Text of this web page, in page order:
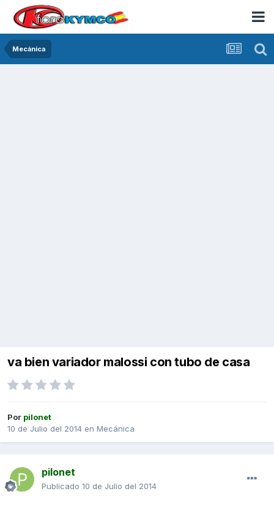
Mecánica
va bien variador malossi con tubo de casa
Por pilonet
10 de Julio del 2014 en Mecánica
pilonet
Publicado 10 de Julio del 2014